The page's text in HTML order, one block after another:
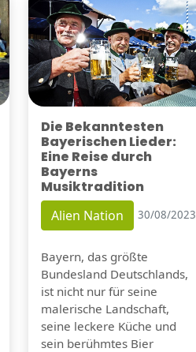
Die Bekanntesten
Bayerischen Lieder:
Eine Reise durch
Bayerns
Musiktradition
Alien Nation 30/08/2023
Bayern, das größte
Bundesland Deutschlands,
ist nicht nur für seine
malerische Landschaft,
seine leckere Küche und
sein berühmtes Bier